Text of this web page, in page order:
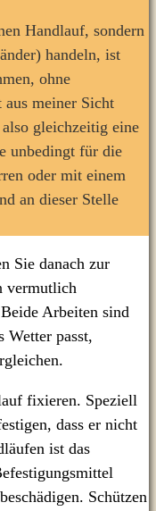
Handlauf, sondern
handeln, ist
ohne
aus meiner Sicht
gleichzeitig eine
unbedingt für die
oder mit einem
an dieser Stelle
Sie danach zur
vermutlich
Arbeiten sind
Wetter passt,
fixieren. Speziell
dass er nicht
ist das
Schützen